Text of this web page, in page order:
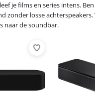
je films en series intens.
zonder losse
naar de soundbar.